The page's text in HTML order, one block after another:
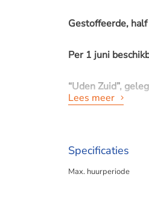
Gestoffeerde,
Per 1 juni
“Uden Zuid”,
Royale
zolder. Goed
Lees meer
Specificaties
Max. huurperiode